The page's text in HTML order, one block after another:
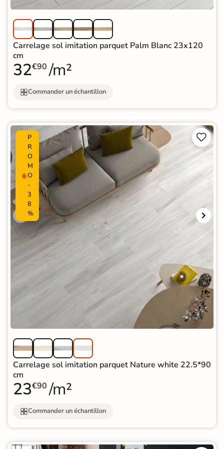
Carrelage sol imitation parquet Palm Blanc 23x120
cm
32€90 /m²
Commander un échantillon
P
R
O
M
O
-
3
8
%


Carrelage sol imitation parquet Nature white 22.5*90
cm
23€90 /m²
Commander un échantillon